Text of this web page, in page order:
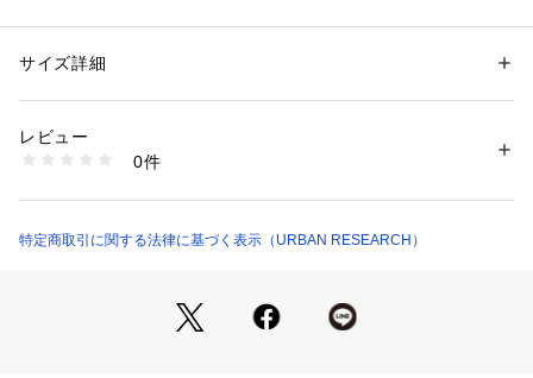
からデイリーまで幅広くご着用いただけます。1枚で様になる
した。裾に太めのテープを使用したドロスト仕様がポイントと
なっており、絞ることでコーディネートの幅が広がります。
※商品の色味の目安は、商品単体の画像をご参照ください。
性別：レディース
素材：ポリエステル100%
洗濯：-
※詳しい洗濯方法については、商品の品質表示タグをご覧ください
FE26230-2010112 （ショップ）
サイズ詳細
レビュー
0件
特定商取引に関する法律に基づく表示（URBAN RESEARCH）